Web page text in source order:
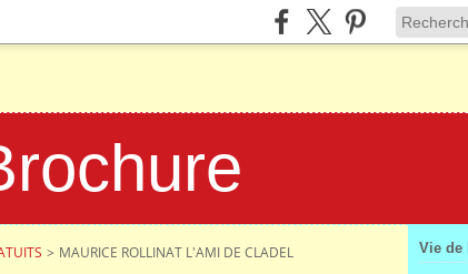
> MAURICE ROLLINAT L'AMI DE CLADEL Vie de